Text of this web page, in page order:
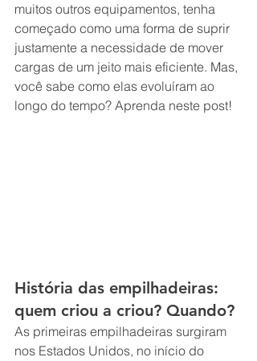
muitos outros equipamentos, tenha
começado como uma forma de suprir
justamente a necessidade de mover
cargas de um jeito mais eficiente. Mas,
você sabe como elas evoluíram ao
longo do tempo? Aprenda neste post!
História das empilhadeiras:
quem criou a criou? Quando?
As primeiras empilhadeiras surgiram
nos Estados Unidos, no início do